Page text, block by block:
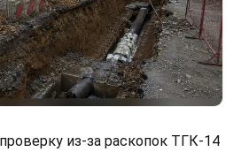
из-за раскопок ТГК-14